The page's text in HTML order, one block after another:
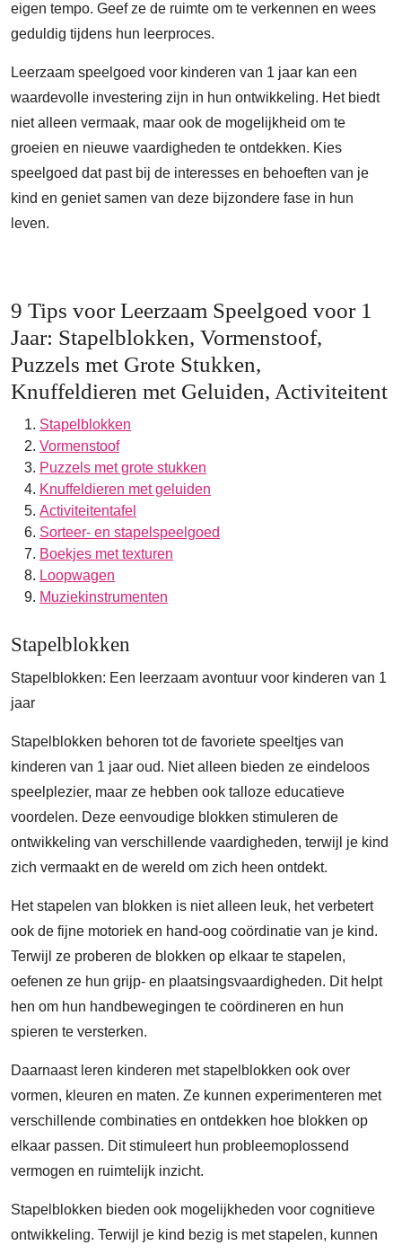
eigen tempo. Geef ze de ruimte om te verkennen en wees
geduldig tijdens hun leerproces.
Leerzaam speelgoed voor kinderen van 1 jaar kan een
waardevolle investering zijn in hun ontwikkeling. Het biedt
niet alleen vermaak, maar ook de mogelijkheid om te
groeien en nieuwe vaardigheden te ontdekken. Kies
speelgoed dat past bij de interesses en behoeften van je
kind en geniet samen van deze bijzondere fase in hun
leven.
9 Tips voor Leerzaam Speelgoed voor 1
Jaar: Stapelblokken, Vormenstoof,
Puzzels met Grote Stukken,
Knuffeldieren met Geluiden, Activiteitent
Stapelblokken
Vormenstoof
Puzzels met grote stukken
Knuffeldieren met geluiden
Activiteitentafel
Sorteer- en stapelspeelgoed
Boekjes met texturen
Loopwagen
Muziekinstrumenten
Stapelblokken
Stapelblokken: Een leerzaam avontuur voor kinderen van 1
jaar
Stapelblokken behoren tot de favoriete speeltjes van
kinderen van 1 jaar oud. Niet alleen bieden ze eindeloos
speelplezier, maar ze hebben ook talloze educatieve
voordelen. Deze eenvoudige blokken stimuleren de
ontwikkeling van verschillende vaardigheden, terwijl je kind
zich vermaakt en de wereld om zich heen ontdekt.
Het stapelen van blokken is niet alleen leuk, het verbetert
ook de fijne motoriek en hand-oog coördinatie van je kind.
Terwijl ze proberen de blokken op elkaar te stapelen,
oefenen ze hun grijp- en plaatsingsvaardigheden. Dit helpt
hen om hun handbewegingen te coördineren en hun
spieren te versterken.
Daarnaast leren kinderen met stapelblokken ook over
vormen, kleuren en maten. Ze kunnen experimenteren met
verschillende combinaties en ontdekken hoe blokken op
elkaar passen. Dit stimuleert hun probleemoplossend
vermogen en ruimtelijk inzicht.
Stapelblokken bieden ook mogelijkheden voor cognitieve
ontwikkeling. Terwijl je kind bezig is met stapelen, kunnen